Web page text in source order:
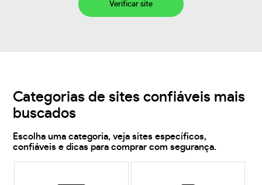
Verificar site
Categorias de sites confiáveis mais
buscados
Escolha uma categoria, veja sites específicos,
confiáveis e dicas para comprar com segurança.